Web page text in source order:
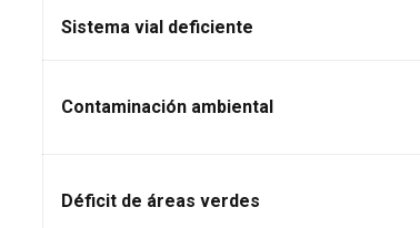
Sistema vial deficiente
Contaminación ambiental
Déficit de áreas verdes